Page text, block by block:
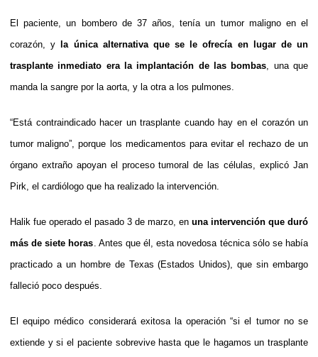
El paciente, un bombero de 37 años, tenía un tumor maligno en el
corazón, y
la única alternativa que se le ofrecía en lugar de un
trasplante inmediato era la implantación de las bombas , una que
manda la sangre por la aorta, y la otra a los pulmones.
“Está contraindicado hacer un trasplante cuando hay en el corazón un
tumor maligno”, porque los medicamentos para evitar el rechazo de un
órgano extraño apoyan el proceso tumoral de las células, explicó Jan
Pirk, el cardiólogo que ha realizado la intervención.
Halik fue operado el pasado 3 de marzo, en una intervención que duró
más de siete horas . Antes que él, esta novedosa técnica sólo se había
practicado a un hombre de Texas (Estados Unidos), que sin embargo
falleció poco después.
El equipo médico considerará exitosa la operación “si el tumor no se
extiende y si el paciente sobrevive hasta que le hagamos un trasplante